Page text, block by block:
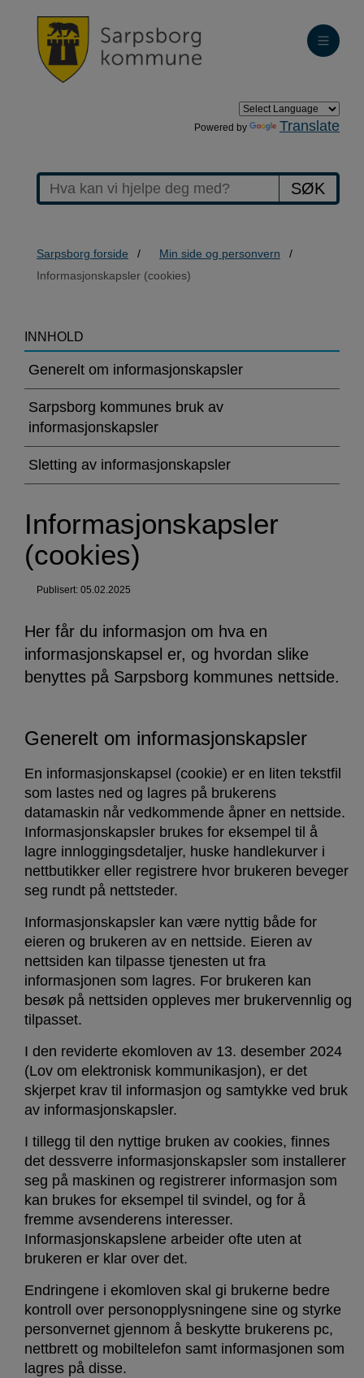
Powered by Translate
SØK
Sarpsborg forside
Min side og personvern
Informasjonskapsler (cookies)
>Informasjonskapsler
(cookies)
INNHOLD
Generelt om informasjonskapsler
Sarpsborg kommunes bruk av
informasjonskapsler
Sletting av informasjonskapsler
Informasjonskapsler
(cookies)
Publisert: 05.02.2025
Her får du informasjon om hva en
informasjonskapsel er, og hvordan slike
benyttes på Sarpsborg kommunes nettside.
Generelt om informasjonskapsler
En informasjonskapsel (cookie) er en liten tekstfil
som lastes ned og lagres på brukerens
datamaskin når vedkommende åpner en nettside.
Informasjonskapsler brukes for eksempel til å
lagre innloggingsdetaljer, huske handlekurver i
nettbutikker eller registrere hvor brukeren beveger
seg rundt på nettsteder.
Informasjonskapsler kan være nyttig både for
eieren og brukeren av en nettside. Eieren av
nettsiden kan tilpasse tjenesten ut fra
informasjonen som lagres. For brukeren kan
besøk på nettsiden oppleves mer brukervennlig og
tilpasset.
I den reviderte ekomloven av 13. desember 2024
(Lov om elektronisk kommunikasjon), er det
skjerpet krav til informasjon og samtykke ved bruk
av informasjonskapsler.
I tillegg til den nyttige bruken av cookies, finnes
det dessverre informasjonskapsler som installerer
seg på maskinen og registrerer informasjon som
kan brukes for eksempel til svindel, og for å
fremme avsenderens interesser.
Informasjonskapslene arbeider ofte uten at
brukeren er klar over det.
Endringene i ekomloven skal gi brukerne bedre
kontroll over personopplysningene sine og styrke
personvernet gjennom å beskytte brukerens pc,
nettbrett og mobiltelefon samt informasjonen som
lagres på disse.